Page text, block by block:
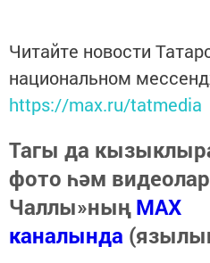
Читайте новости
национальном
https://max.ru/tatmedia
Тагы да
фото һәм
Чаллы»ныңMAX
каналында